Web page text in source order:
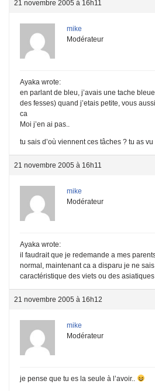
21 novembre 2005 à 16h11
mike
Modérateur
Ayaka wrote:
en parlant de bleu, j’avais une tache
des fesses) quand j’etais petite, vous
ca
Moi j’en ai pas..
tu sais d’où viennent ces tâches ? tu as
21 novembre 2005 à 16h11
mike
Modérateur
Ayaka wrote:
il faudrait que je redemande a mes
normal, maintenant ca a disparu je ne
caractéristique des viets ou des
21 novembre 2005 à 16h12
mike
Modérateur
je pense que tu es la seule à l’avoir..